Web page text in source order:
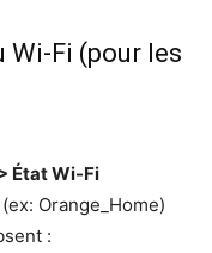
Wi-Fi (pour les
État Wi-Fi
(ex: Orange_Home)
: